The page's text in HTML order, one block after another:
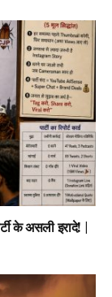
के असली इरादे! |